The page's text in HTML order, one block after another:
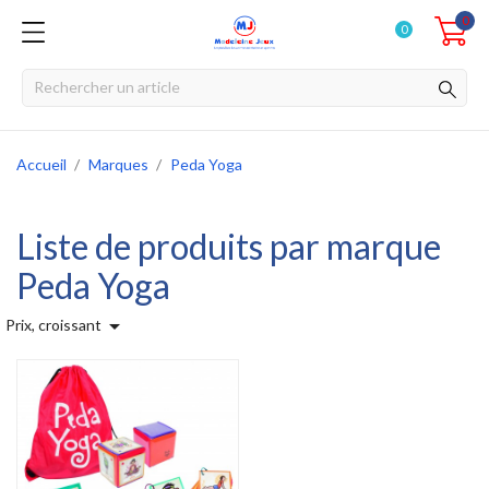
0
0
Accueil Marques Peda Yoga
Liste de produits par marque
Peda Yoga
Prix, croissant 